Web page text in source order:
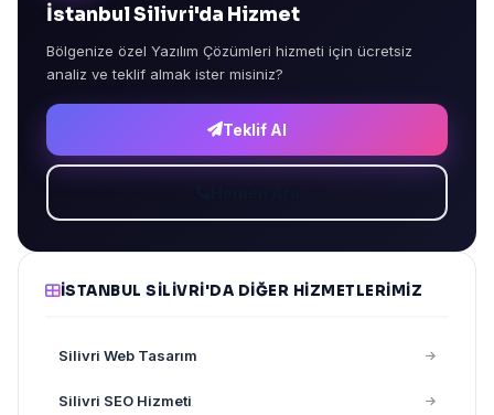
İstanbul Silivri'da Hizmet
Bölgenize özel Yazılım Çözümleri hizmeti için ücretsiz
analiz ve teklif almak ister misiniz?
Teklif Al
İSTANBUL SILIVRI'DA DIĞER HIZMETLERIMIZ
Silivri Web Tasarım
Silivri SEO Hizmeti